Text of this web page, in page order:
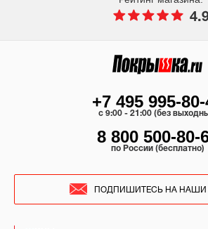
+7 495 995-
c 9:00 - 21:00 (без
8 800 500-80-
по России (бесплатно)
ПОДПИШИТЕСЬ НА НАШИ